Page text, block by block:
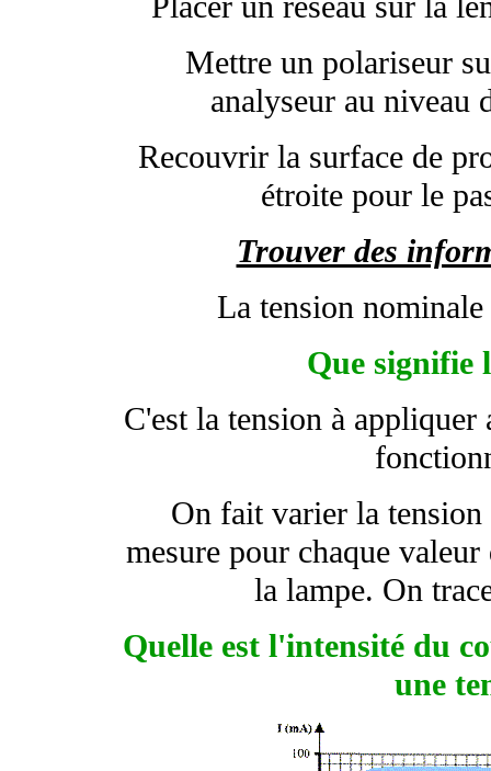
Mettre un polariseur
analyseur au niveau
Recouvrir la surface de
étroite pour le
Trouver des
La tension
Que
C'est la tension à
On fait varier la tension
mesure pour chaque
la lampe. On
Quelle est l'intensité du
une